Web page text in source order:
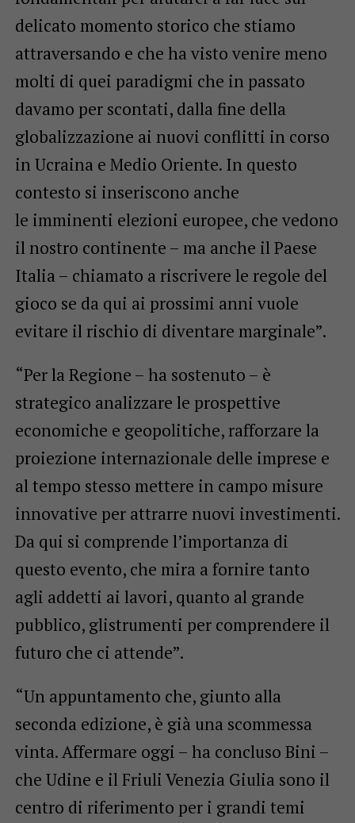
delicato momento storico che stiamo
attraversando e che ha visto venire meno
molti di quei paradigmi che in passato
davamo per scontati, dalla fine della
globalizzazione ai nuovi conflitti in corso
in Ucraina e Medio Oriente. In questo
contesto si inseriscono anche
le imminenti elezioni europee, che vedono
il nostro continente – ma anche il Paese
Italia – chiamato a riscrivere le regole del
gioco se da qui ai prossimi anni vuole
evitare il rischio di diventare marginale”.
“Per la Regione – ha sostenuto – è
strategico analizzare le prospettive
economiche e geopolitiche, rafforzare la
proiezione internazionale delle imprese e
al tempo stesso mettere in campo misure
innovative per attrarre nuovi investimenti.
Da qui si comprende l’importanza di
questo evento, che mira a fornire tanto
agli addetti ai lavori, quanto al grande
pubblico, glistrumenti per comprendere il
futuro che ci attende”.
“Un appuntamento che, giunto alla
seconda edizione, è già una scommessa
vinta. Affermare oggi – ha concluso Bini –
che Udine e il Friuli Venezia Giulia sono il
centro di riferimento per i grandi temi